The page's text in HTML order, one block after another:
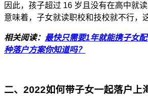
因此，孩子超过 16 岁且没有在高中就
意味着，子女就读职校和技校就不行，
相关阅读： 最快只需要1年就能携子女
种落户方案你知道吗？
二、2022如何带子女一起落户上